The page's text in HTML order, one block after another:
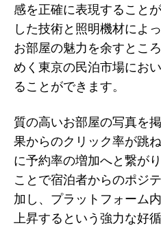
感を正確に表現すること
した技術と照明機材によ
お部屋の魅力を余すとこ
めく東京の民泊市場にお
ることができます。
質の高いお部屋の写真を
果からのクリック率が跳
に予約率の増加へと繋が
ことで宿泊者からのポジ
加し、プラットフォーム
上昇するという強力な好